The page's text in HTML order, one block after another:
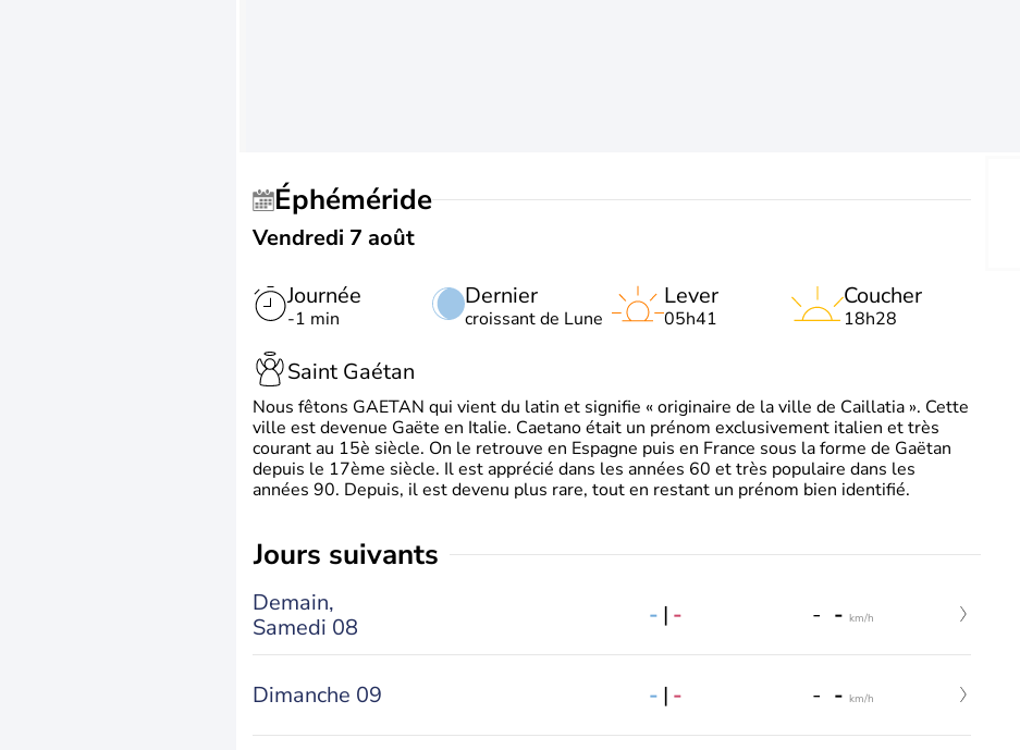
Éphéméride
Vendredi 7 août
Journée
-1 min
Dernier
croissant de Lune
Lever
05h41
Coucher
18h28
Saint Gaétan
Nous fêtons GAETAN qui vient du latin et signifie « originaire de la ville de Caillatia ». Cette
ville est devenue Gaëte en Italie. Caetano était un prénom exclusivement italien et très
courant au 15è siècle. On le retrouve en Espagne puis en France sous la forme de Gaëtan
depuis le 17ème siècle. Il est apprécié dans les années 60 et très populaire dans les
années 90. Depuis, il est devenu plus rare, tout en restant un prénom bien identifié.
jours suivants
Demain,
Samedi 08
- | - - - km/h
Dimanche 09 - | - - - km/h